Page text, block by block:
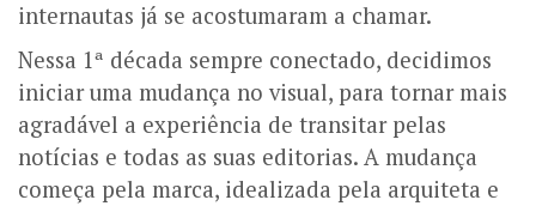
internautas já se acostumaram a chamar.
Nessa 1ª década sempre conectado, decidimos
iniciar uma mudança no visual, para tornar mais
agradável a experiência de transitar pelas
notícias e todas as suas editorias. A mudança
começa pela marca, idealizada pela arquiteta e